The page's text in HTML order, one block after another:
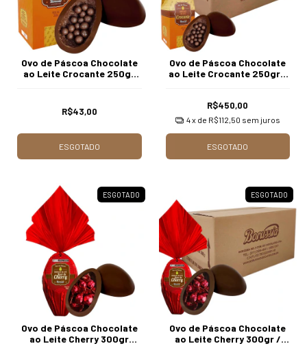
Ovo de Páscoa Chocolate
ao Leite Crocante 250gr
R$43,00
ESGOTADO
Ovo de Páscoa Chocolate
ao Leite Crocante 250gr /
R$450,00
4x de R$112,50 sem juros
ESGOTADO
ESGOTADO
Ovo de Páscoa Chocolate
ao Leite Cherry 300gr
ESGOTADO
Ovo de Páscoa Chocolate
ao Leite Cherry 300gr /